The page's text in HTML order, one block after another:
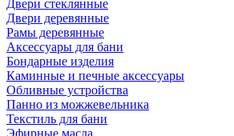
Двери стеклянные
Двери деревянные
Рамы деревянные
Аксессуары для бани
Бондарные изделия
Каминные и печные аксессуары
Обливные устройства
Панно из можжевельника
Текстиль для бани
Эфирные масла